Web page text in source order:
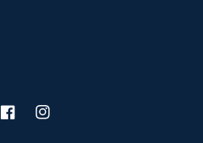
FacebookInstagram